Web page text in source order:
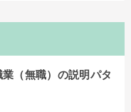
（無職）の説明パタ